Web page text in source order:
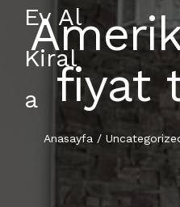
ANASAYFA
HAKKIMIZDA
YATIRIM ANALIZI
fiyat
Anasayfa /